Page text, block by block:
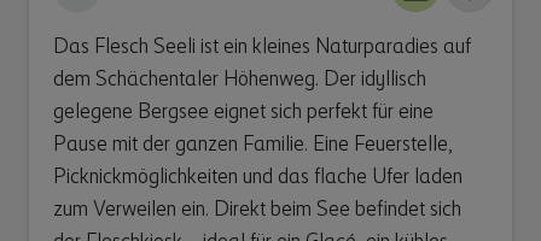
Das Flesch Seeli ist ein kleines Naturparadies auf
dem Schächentaler Höhenweg. Der idyllisch
gelegene Bergsee eignet sich perfekt für eine
Pause mit der ganzen Familie. Eine Feuerstelle,
Picknickmöglichkeiten und das flache Ufer laden
zum Verweilen ein. Direkt beim See befindet sich